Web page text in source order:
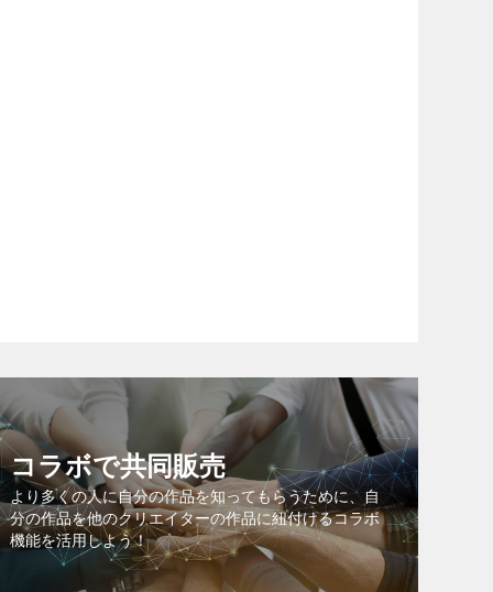
コラボで共同販売
より多くの人に自分の作品を知ってもらうために、自
分の作品を他のクリエイターの作品に紐付けるコラボ
機能を活用しよう！